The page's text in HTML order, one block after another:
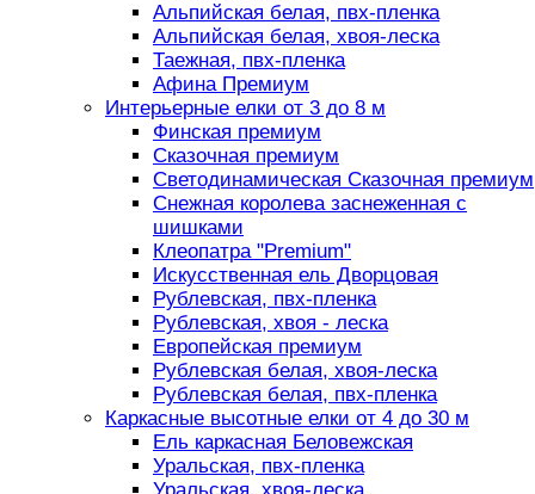
Альпийская белая, пвх-пленка
Альпийская белая, хвоя-леска
Таежная, пвх-пленка
Афина Премиум
Интерьерные елки от 3 до 8 м
Финская премиум
Сказочная премиум
Светодинамическая Сказочная премиум
Снежная королева заснеженная с
шишками
Клеопатра "Premium"
Искусственная ель Дворцовая
Рублевская, пвх-пленка
Рублевская, хвоя - леска
Европейская премиум
Рублевская белая, хвоя-леска
Рублевская белая, пвх-пленка
Каркасные высотные елки от 4 до 30 м
Ель каркасная Беловежская
Уральская, пвх-пленка